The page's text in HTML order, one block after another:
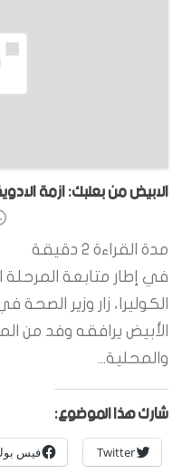
الابيض من بعلبك: ازمة
مدة القراءة 2 دقيقة
في إطار متابعة المرحلة
الكوليرا، زار وزير
الأبيض يرافقه وفد من
والمحلية...
شارك هذا الموضوع:
Twitter فيس